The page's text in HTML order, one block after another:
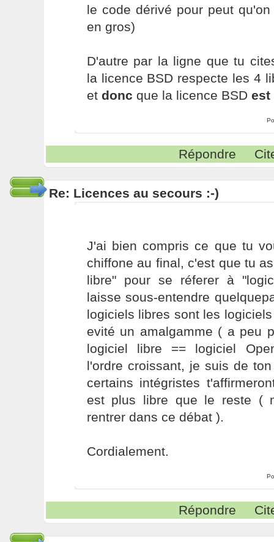
le code dérivé pour peut
en gros)
D'autre par la ligne que tu
la licence BSD respecte les 4
et donc que la licence BSD est
Répondre
Re: Licences au secours :-)
J'ai bien compris ce que tu
chiffone au final, c'est que tu
libre" pour se réferer à
laisse sous-entendre
logiciels libres sont les
evité un amalgamme ( a peu
logiciel libre == logiciel
l'ordre croissant, je suis de
certains intégristes
est plus libre que le reste (
rentrer dans ce débat ).
Cordialement.
Répondre